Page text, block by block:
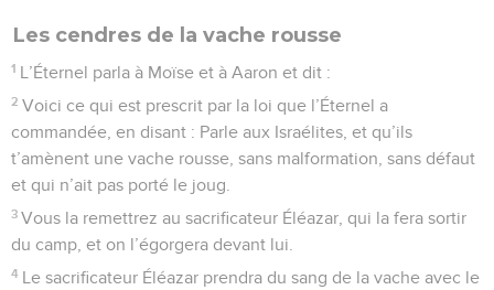
Les cendres de la vache rousse
1 L’Éternel parla à Moïse et à Aaron et dit :
2 Voici ce qui est prescrit par la loi que l’Éternel a
commandée, en disant : Parle aux Israélites, et qu’ils
t’amènent une vache rousse, sans malformation, sans défaut
et qui n’ait pas porté le joug.
3 Vous la remettrez au sacrificateur Éléazar, qui la fera sortir
du camp, et on l’égorgera devant lui.
4 Le sacrificateur Éléazar prendra du sang de la vache avec le